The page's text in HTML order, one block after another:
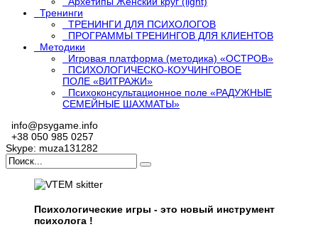
Тренинги
ТРЕНИНГИ ДЛЯ ПСИХОЛОГОВ
ПРОГРАММЫ ТРЕНИНГОВ ДЛЯ КЛИЕНТОВ
Методики
Игровая платформа (методика) «ОСТРОВ»
ПСИХОЛОГИЧЕСКО-КОУЧИНГОВОЕ
ПОЛЕ «ВИТРАЖИ»
Психоконсультационное поле «РАДУЖНЫЕ
СЕМЕЙНЫЕ ШАХМАТЫ»
info@psygame.info
+38 050 985 0257
Skype: muza131282
Психологические игры - это новый инструмент
психолога !